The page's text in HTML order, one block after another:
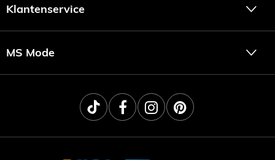
Klantenservice
MS Mode